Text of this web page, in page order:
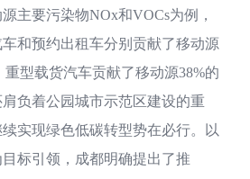
主要污染物NOx和VOCs为例，
和预约出租车分别贡献了移动源
重型载货汽车贡献了移动源38%的
负着公园城市示范区建设的重
实现绿色低碳转型势在必行。以
标引领，成都明确提出了推